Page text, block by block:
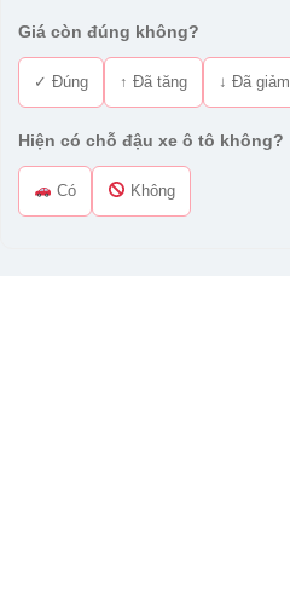
Giá còn đúng không?
✓ Đúng ↑ Đã tăng ↓ Đã giảm
Hiện có chỗ đậu xe ô tô không?
Có Không